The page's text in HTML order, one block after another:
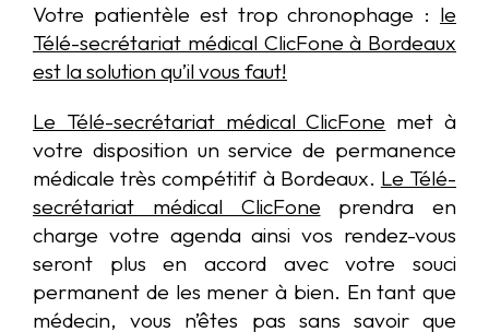
Votre patientèle est trop chronophage : le
Télé-secrétariat médical ClicFone à Bordeaux
est la solution qu’il vous faut!
Le Télé-secrétariat médical ClicFone met à
votre disposition un service de permanence
médicale très compétitif à Bordeaux. Le Télé-
secrétariat médical ClicFone prendra en
charge votre agenda ainsi vos rendez-vous
seront plus en accord avec votre souci
permanent de les mener à bien. En tant que
médecin, vous n’êtes pas sans savoir que